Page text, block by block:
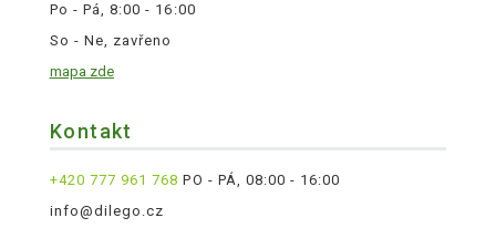
Po - Pá, 8:00 - 16:00
So - Ne, zavřeno
mapa zde
Kontakt
+420 777 961 768 PO - PÁ, 08:00 - 16:00
info@dilego.cz